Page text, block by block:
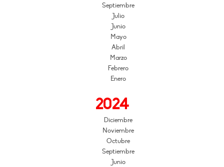
Septiembre
Julio
Junio
Mayo
Abril
Marzo
Febrero
Enero
2024
Diciembre
Noviembre
Octubre
Septiembre
Junio